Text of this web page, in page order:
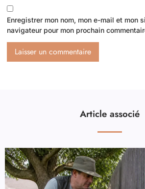
Enregistrer mon nom, mon e-mail et mon
navigateur pour mon prochain
Article associé